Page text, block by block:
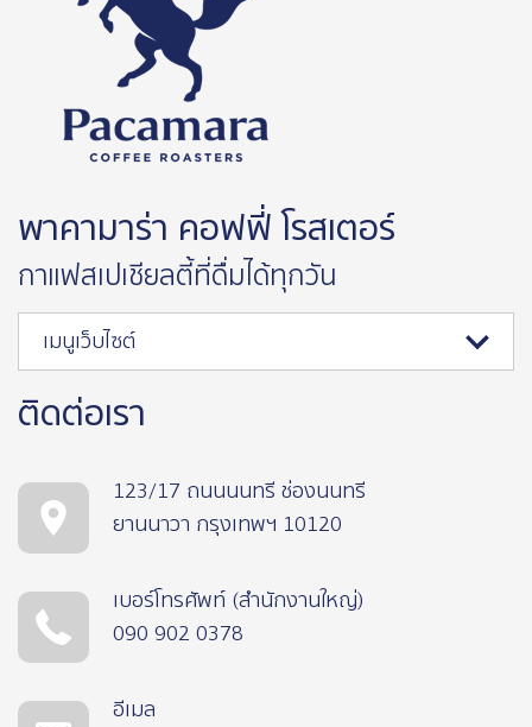
พาคามาร่า คอฟฟี่ โรสเตอร์
กาแฟสเปเชียลตี้ที่ดื่มได้ทุกวัน
เมนูเว็บไซต์
ติดต่อเรา
123/17 ถนนนนทรี ช่องนนทรี
ยานนาวา กรุงเทพฯ 10120
เบอร์โทรศัพท์ (สำนักงานใหญ่)
090 902 0378
อีเมล